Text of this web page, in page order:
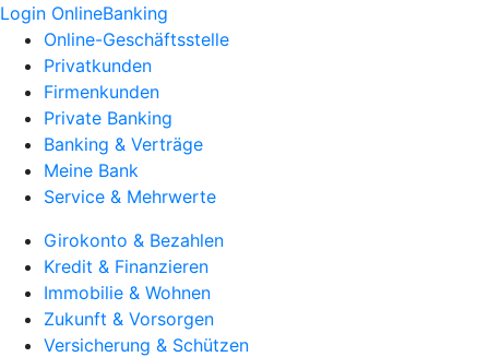
Login OnlineBanking
Online-Geschäftsstelle
Privatkunden
Firmenkunden
Private Banking
Banking & Verträge
Meine Bank
Service & Mehrwerte
Girokonto & Bezahlen
Kredit & Finanzieren
Immobilie & Wohnen
Zukunft & Vorsorgen
Versicherung & Schützen